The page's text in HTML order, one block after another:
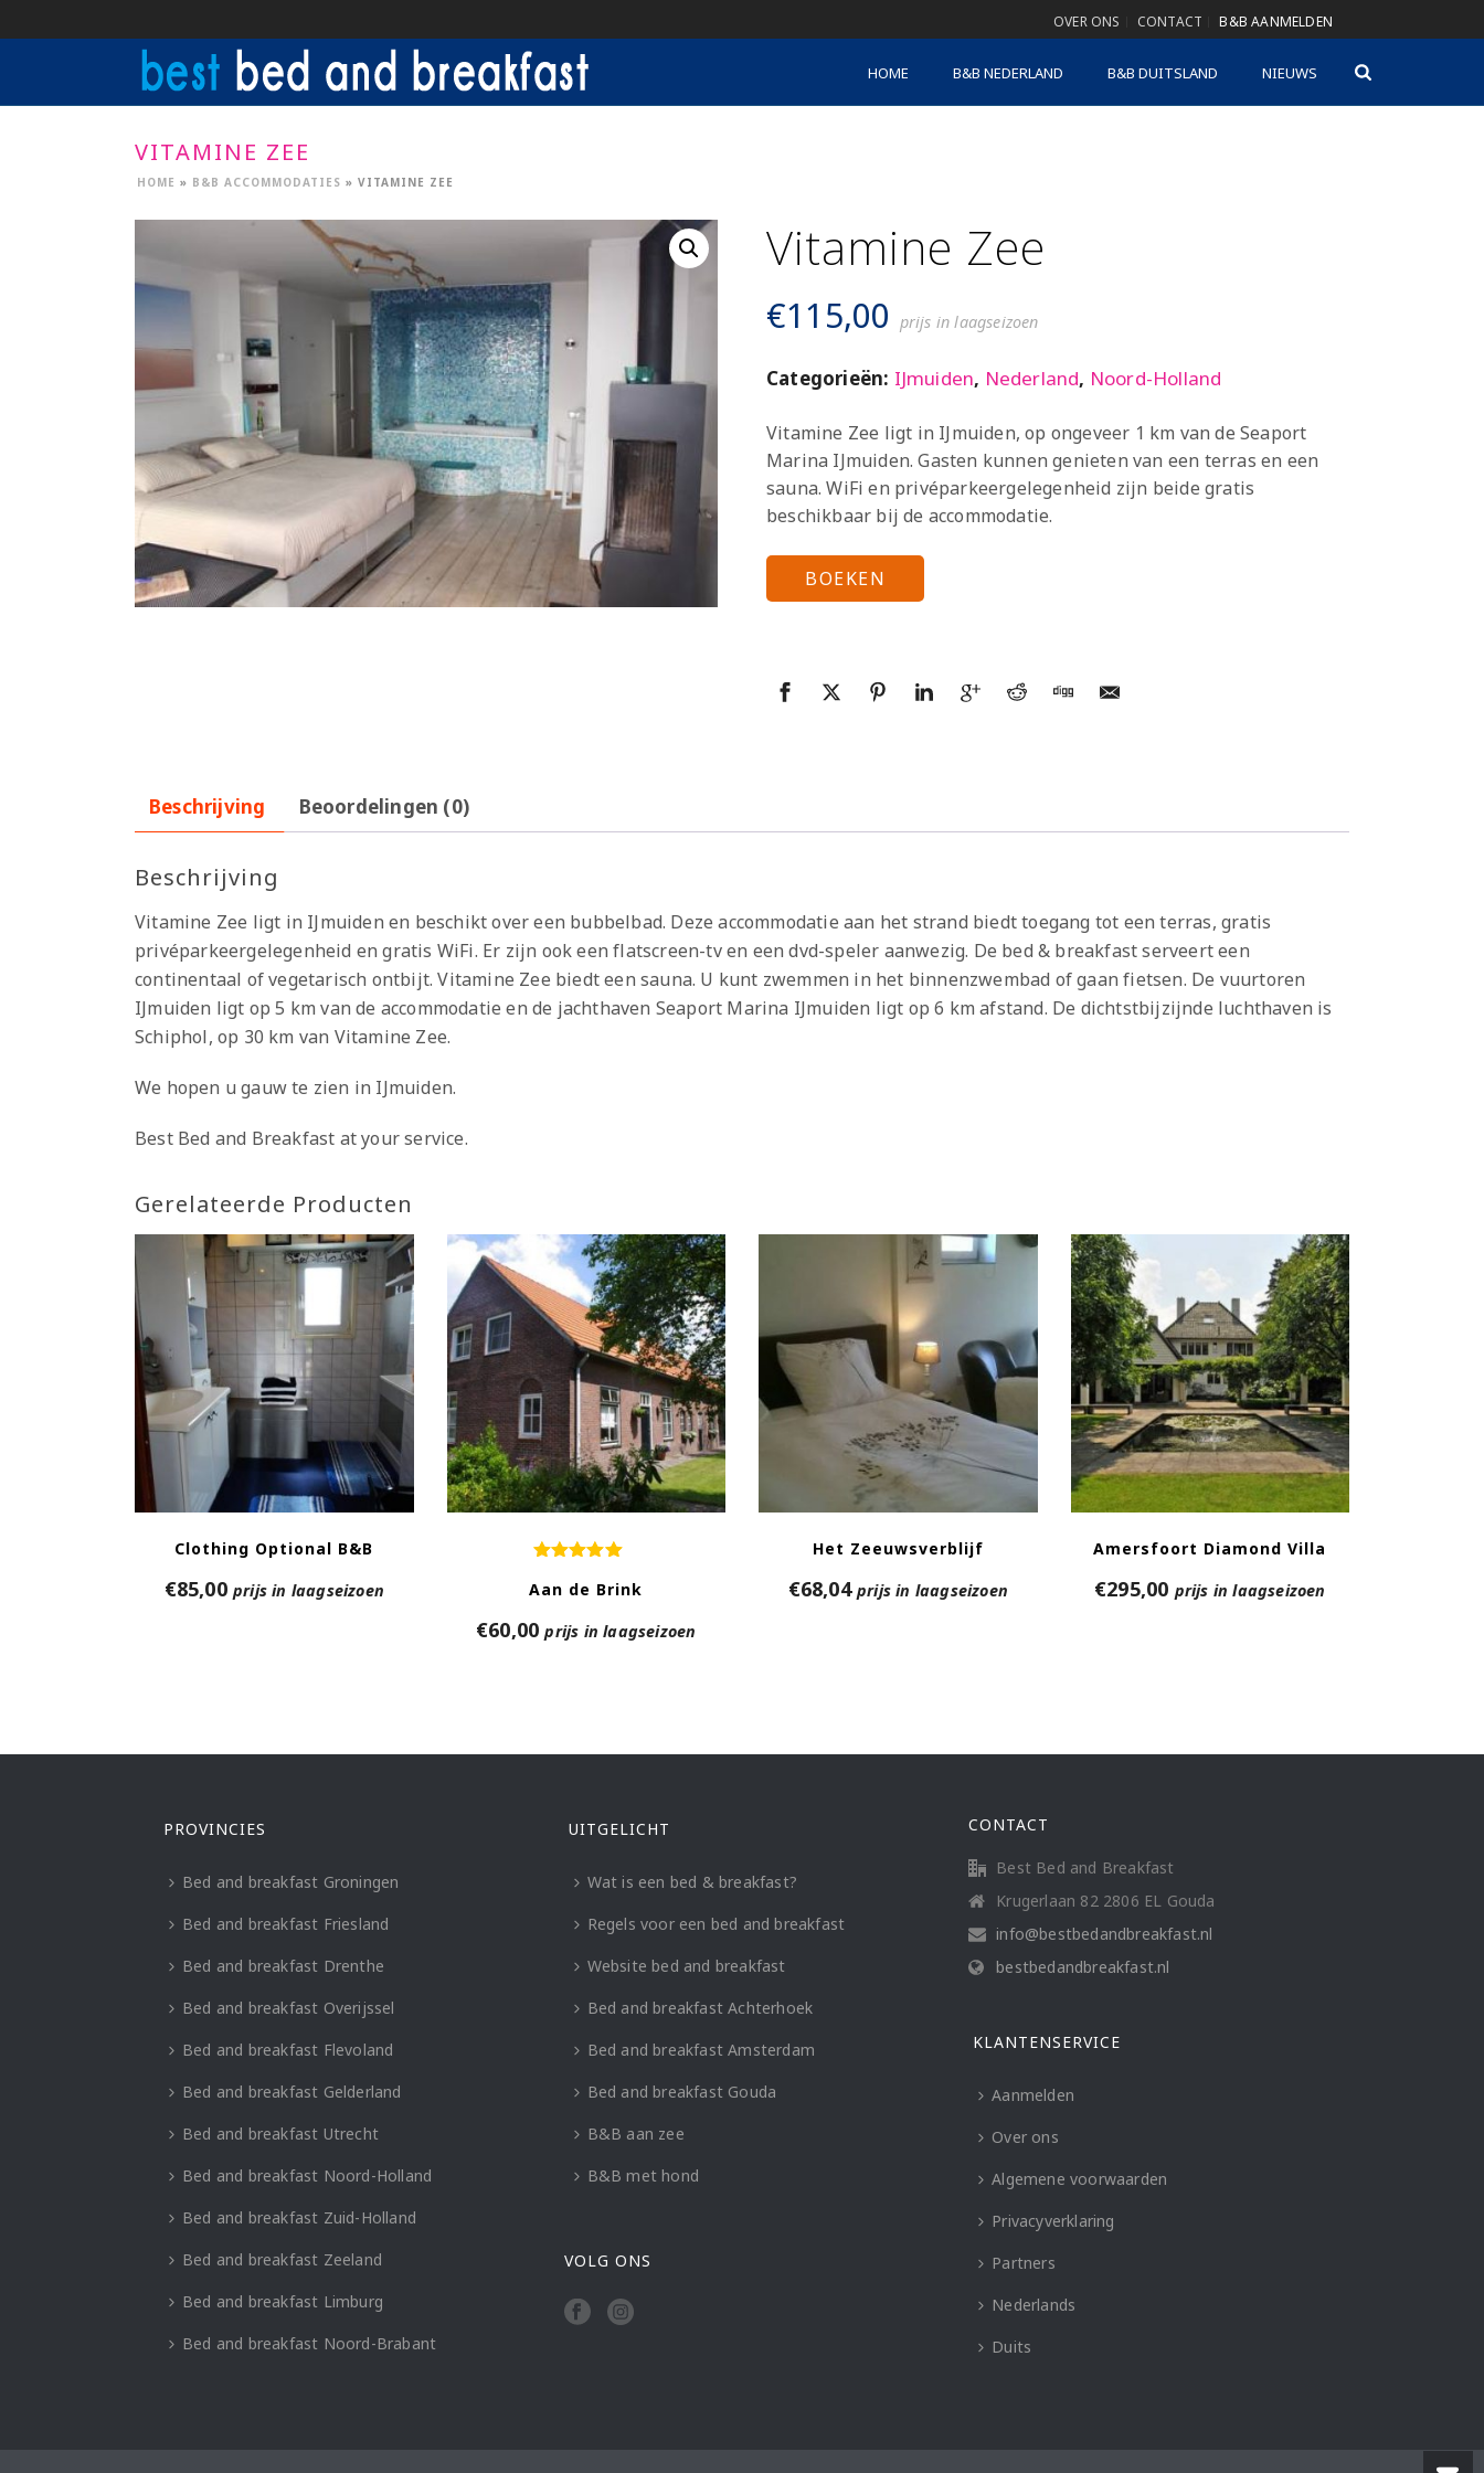
OVER ONS CONTACT B&B AANMELDEN
HOME B&B NEDERLAND B&B DUITSLAND NIEUWS
VITAMINE ZEE
HOME » B&B ACCOMMODATIES » VITAMINE ZEE
Vitamine Zee
€115,00 prijs in laagseizoen
Categorieën: IJmuiden, Nederland, Noord-Holland
Vitamine Zee ligt in IJmuiden, op ongeveer 1 km van de Seaport
Marina IJmuiden. Gasten kunnen genieten van een terras en een
sauna. WiFi en privéparkeergelegenheid zijn beide gratis
beschikbaar bij de accommodatie.
BOEKEN
Beschrijving Beoordelingen (0)
Beschrijving
Vitamine Zee ligt in IJmuiden en beschikt over een bubbelbad. Deze accommodatie aan het strand biedt toegang tot een terras, gratis
privéparkeergelegenheid en gratis WiFi. Er zijn ook een flatscreen-tv en een dvd-speler aanwezig. De bed & breakfast serveert een
continentaal of vegetarisch ontbijt. Vitamine Zee biedt een sauna. U kunt zwemmen in het binnenzwembad of gaan fietsen. De vuurtoren
IJmuiden ligt op 5 km van de accommodatie en de jachthaven Seaport Marina IJmuiden ligt op 6 km afstand. De dichtstbijzijnde luchthaven is
Schiphol, op 30 km van Vitamine Zee.
We hopen u gauw te zien in IJmuiden.
Best Bed and Breakfast at your service.
Gerelateerde Producten
Clothing Optional B&B
€85,00 prijs in laagseizoen Aan de Brink
€60,00 prijs in laagseizoen
Het Zeeuwsverblijf
€68,04 prijs in laagseizoen
Amersfoort Diamond Villa
€295,00 prijs in laagseizoen
PROVINCIES
Bed and breakfast Groningen
Bed and breakfast Friesland
Bed and breakfast Drenthe
Bed and breakfast Overijssel
Bed and breakfast Flevoland
Bed and breakfast Gelderland
Bed and breakfast Utrecht
Bed and breakfast Noord-Holland
Bed and breakfast Zuid-Holland
Bed and breakfast Zeeland
Bed and breakfast Limburg
Bed and breakfast Noord-Brabant
UITGELICHT
Wat is een bed & breakfast?
Regels voor een bed and breakfast
Website bed and breakfast
Bed and breakfast Achterhoek
Bed and breakfast Amsterdam
Bed and breakfast Gouda
B&B aan zee
B&B met hond
VOLG ONS
CONTACT
Best Bed and Breakfast
Krugerlaan 82 2806 EL Gouda
info@bestbedandbreakfast.nl
bestbedandbreakfast.nl
KLANTENSERVICE
Aanmelden
Over ons
Algemene voorwaarden
Privacyverklaring
Partners
Nederlands
Duits